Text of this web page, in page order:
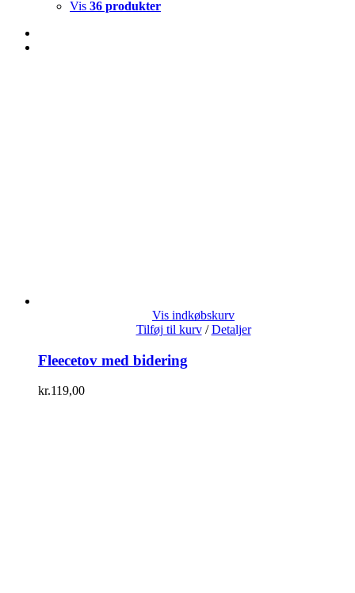
Vis 36 produkter
Vis indkøbskurv
Tilføj til kurv / Detaljer
Fleecetov med bidering
kr.119,00